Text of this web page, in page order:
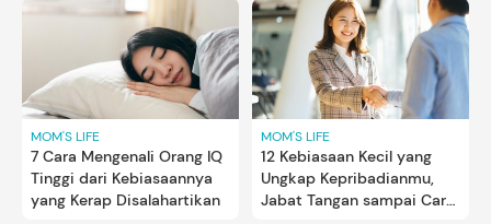
MOM'S LIFE
7 Cara Mengenali Orang IQ
Tinggi dari Kebiasaannya
yang Kerap Disalahartikan
MOM'S LIFE
12 Kebiasaan Kecil yang
Ungkap Kepribadianmu,
Jabat Tangan sampai Cara